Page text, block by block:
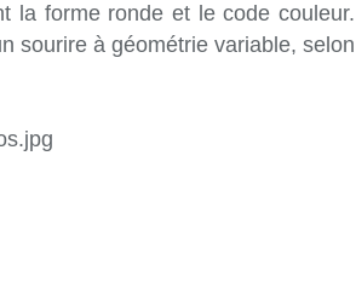
la forme ronde et le code couleur.
sourire à géométrie variable, selon